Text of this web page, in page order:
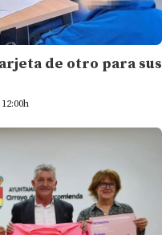
de otro para sus